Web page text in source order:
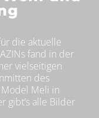
die aktuelle
fand in der
vielseitigen
des
Meli in
gibt’s alle Bilder